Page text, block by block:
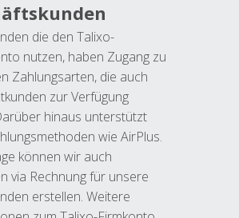
die den Talixo-
nutzen, haben Zugang zu
Zahlungsarten, die auch
zur Verfügung
hinaus unterstützt
wie AirPlus.
können wir auch
via Rechnung für unsere
erstellen. Weitere